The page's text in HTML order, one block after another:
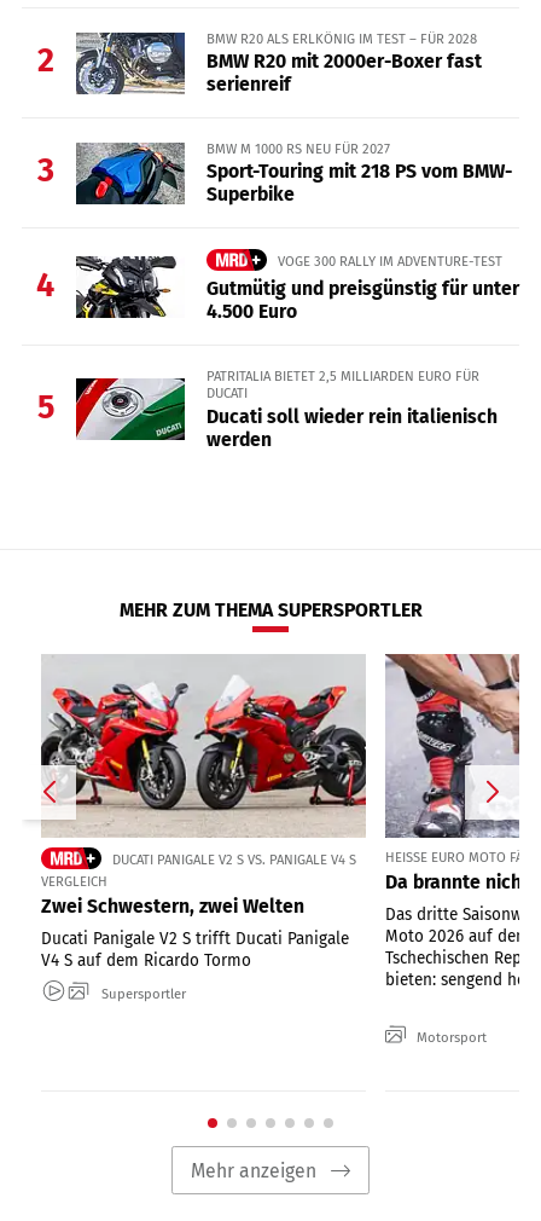
2
BMW R20 ALS ERLKÖNIG IM TEST – FÜR 2028
BMW R20 mit 2000er-Boxer fast
serienreif
3
BMW M 1000 RS NEU FÜR 2027
Sport-Touring mit 218 PS vom BMW-
Superbike
4
VOGE 300 RALLY IM ADVENTURE-TEST
Gutmütig und preisgünstig für unter
4.500 Euro
5
PATRITALIA BIETET 2,5 MILLIARDEN EURO FÜR
DUCATI
Ducati soll wieder rein italienisch
werden
MEHR ZUM THEMA SUPERSPORTLER
DUCATI PANIGALE V2 S VS. PANIGALE V4 S
VERGLEICH
Zwei Schwestern, zwei Welten
Ducati Panigale V2 S trifft Ducati Panigale
V4 S auf dem Ricardo Tormo
Supersportler
HEISSE EURO MOTO
Da brannte nicht
Das dritte
Moto 2026 auf dem
Tschechischen
bieten: sengend
Motorsport
Mehr anzeigen